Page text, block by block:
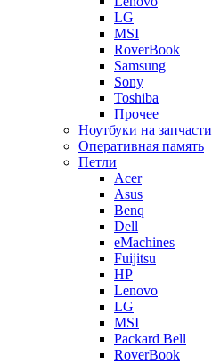
LG
MSI
RoverBook
Samsung
Sony
Toshiba
Прочее
Ноутбуки на запчасти
Оперативная память
Петли
Acer
Asus
Benq
Dell
eMachines
Fuijitsu
HP
Lenovo
LG
MSI
Packard Bell
RoverBook